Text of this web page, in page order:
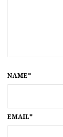
NAME*
EMAIL*